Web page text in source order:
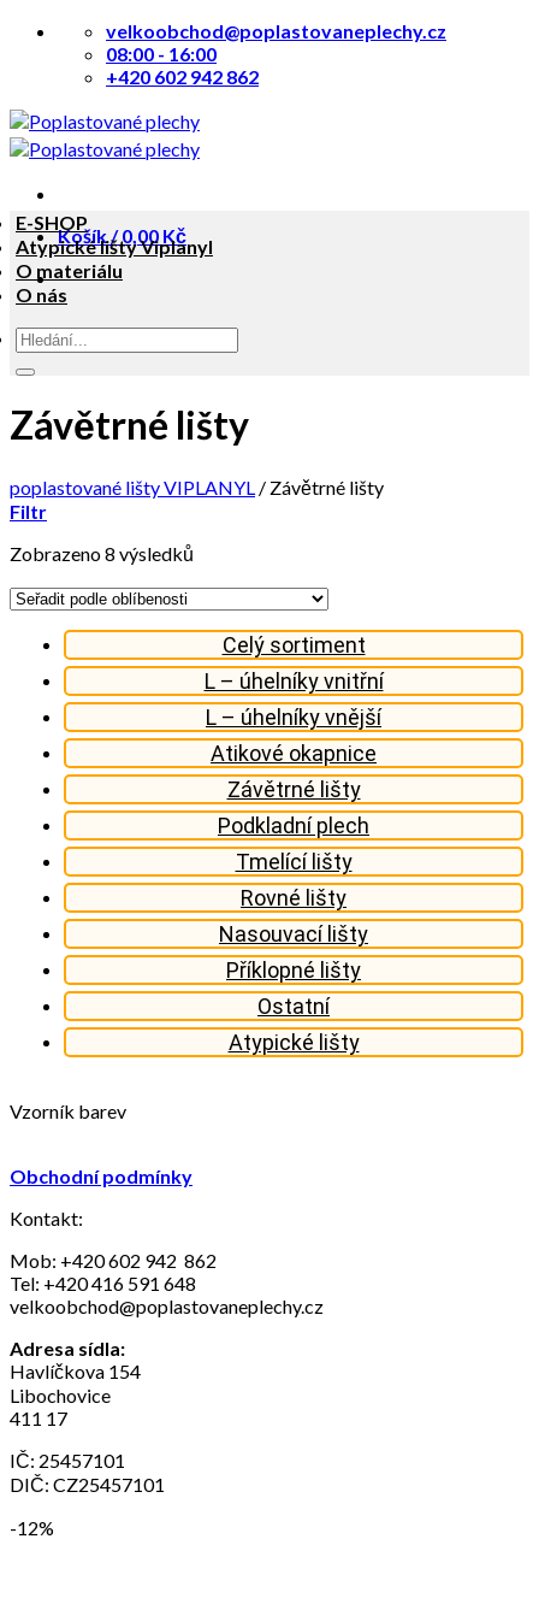
Přeskočit
velkoobchod@poplastovaneplechy.cz
08:00 - 16:00
+420 602 942 862
Košík /0,00 Kč
E-SHOP
Atypické lišty Viplanyl
O materiálu
O nás
Hledat:
Závětrné lišty
poplastované lišty VIPLANYL / Závětrné lišty
Filtr
Zobrazeno 8 výsledků
Celý sortiment
L – úhelníky vnitřní
L – úhelníky vnější
Atikové okapnice
Závětrné lišty
Podkladní plech
Tmelící lišty
Rovné lišty
Nasouvací lišty
Příklopné lišty
Ostatní
Atypické lišty
Vzorník barev
Obchodní podmínky
Kontakt:
Mob: +420 602 942 862
Tel: +420 416 591 648
velkoobchod@poplastovaneplechy.cz
Adresa sídla:
Havlíčkova 154
Libochovice
411 17
IČ: 25457101
DIČ: CZ25457101
-12%